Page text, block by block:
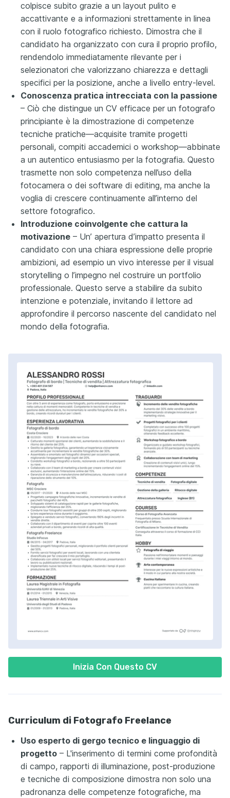
Inizia Con Questo CV
colpisce subito grazie a un layout pulito e
accattivante e a informazioni strettamente in linea
con il ruolo fotografico richiesto. Dimostra che il
candidato ha organizzato con cura il proprio profilo,
rendendolo immediatamente rilevante per i
selezionatori che valorizzano chiarezza e dettagli
specifici per la posizione, anche a livello entry-level.
Conoscenza pratica intrecciata con la passione
– Ciò che distingue un CV efficace per un fotografo
principiante è la dimostrazione di competenze
tecniche pratiche—acquisite tramite progetti
personali, compiti accademici o workshop—abbinate
a un autentico entusiasmo per la fotografia. Questo
trasmette non solo competenza nell’uso della
fotocamera o dei software di editing, ma anche la
voglia di crescere continuamente all’interno del
settore fotografico.
Introduzione coinvolgente che cattura la
motivazione – Un’ apertura d’impatto presenta il
candidato con una chiara espressione delle proprie
ambizioni, ad esempio un vivo interesse per il visual
storytelling o l’impegno nel costruire un portfolio
professionale. Questo serve a stabilire da subito
intenzione e potenziale, invitando il lettore ad
approfondire il percorso nascente del candidato nel
mondo della fotografia.
Curriculum di Fotografo Freelance
Uso esperto di gergo tecnico e linguaggio di
progetto – L'inserimento di termini come profondità
di campo, rapporti di illuminazione, post-produzione
e tecniche di composizione dimostra non solo una
padronanza delle competenze fotografiche, ma